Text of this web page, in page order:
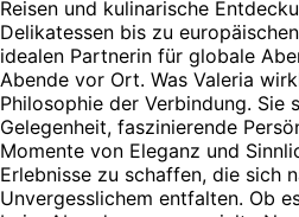
Reisen und kulinarische
Delikatessen bis zu
idealen Partnerin für globale
Abende vor Ort. Was Valeria
Philosophie der Verbindung. Sie
Gelegenheit, faszinierende
Momente von Eleganz und
Erlebnisse zu schaffen, die sich
Unvergesslichem entfalten. Ob